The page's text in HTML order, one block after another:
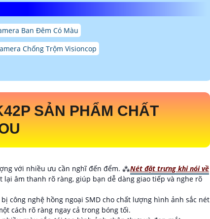
Ban Đêm Có Màu
Chống Trộm Visioncop
SẢN PHẨM CHẤT
với nhiều ưu cần nghĩ đến đểm. ⁂Nét đặt trưng khi nói về
âm thanh rõ ràng, giúp bạn dễ dàng giao tiếp và nghe rõ
công nghệ hồng ngoại SMD cho chất lượng hình ảnh sắc nét
cách rõ ràng ngay cả trong bóng tối.